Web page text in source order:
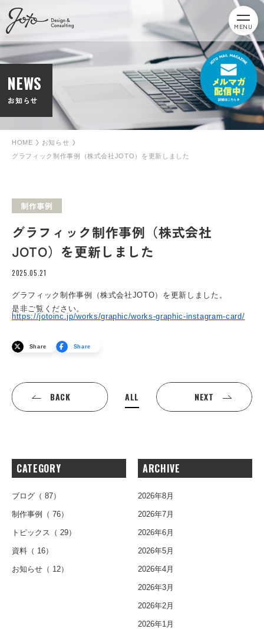
MENU
NEWS
お知らせ
HOME
お知らせ
グラフィック制作事例（株式会社JOTO）を更新しました
制作事例
グラフィック制作事例（株式会社
JOTO）を更新しました
2025.05.21
グラフィック制作事例（株式会社JOTO）を更新しました。
是非ご覧ください。
https://jotoinc.jp/works/graphic/works-graphic-instagram-card/
Share Share
BACK ALL NEXT
CATEGORY
ブログ （ 87）
制作事例 （ 76）
トピックス （ 29）
資料 （ 16）
お知らせ （ 12）
ARCHIVE
2026年8月
2026年7月
2026年6月
2026年5月
2026年4月
2026年3月
2026年2月
2026年1月